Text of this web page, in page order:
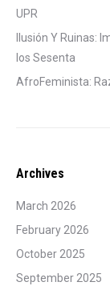
UPR
Ilusión Y Ruinas:
los Sesenta
AfroFeminista:
Archives
March 2026
February 2026
October 2025
September 2025